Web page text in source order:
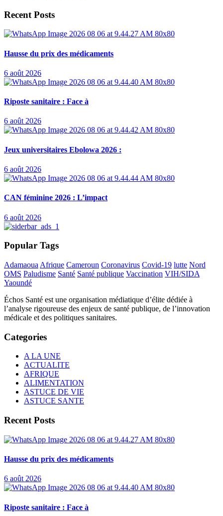
Recent Posts
Hausse du prix des médicaments
6 août 2026
Riposte sanitaire : Face à
6 août 2026
Jeux universitaires Ebolowa 2026 :
6 août 2026
CAN féminine 2026 : L’impact
6 août 2026
Popular Tags
Adamaoua Afrique Cameroun Coronavirus Covid-19 lutte Nord
OMS Paludisme Santé Santé publique Vaccination VIH/SIDA
Yaoundé
Échos Santé est une organisation médiatique d’élite dédiée à
l’analyse rigoureuse des enjeux de santé publique, de l’innovation
médicale et des politiques sanitaires.
Categories
A LA UNE
ACTUALITE
AFRIQUE
ALIMENTATION
ASTUCE DE VIE
ASTUCE SANTE
Recent Posts
Hausse du prix des médicaments
6 août 2026
Riposte sanitaire : Face à